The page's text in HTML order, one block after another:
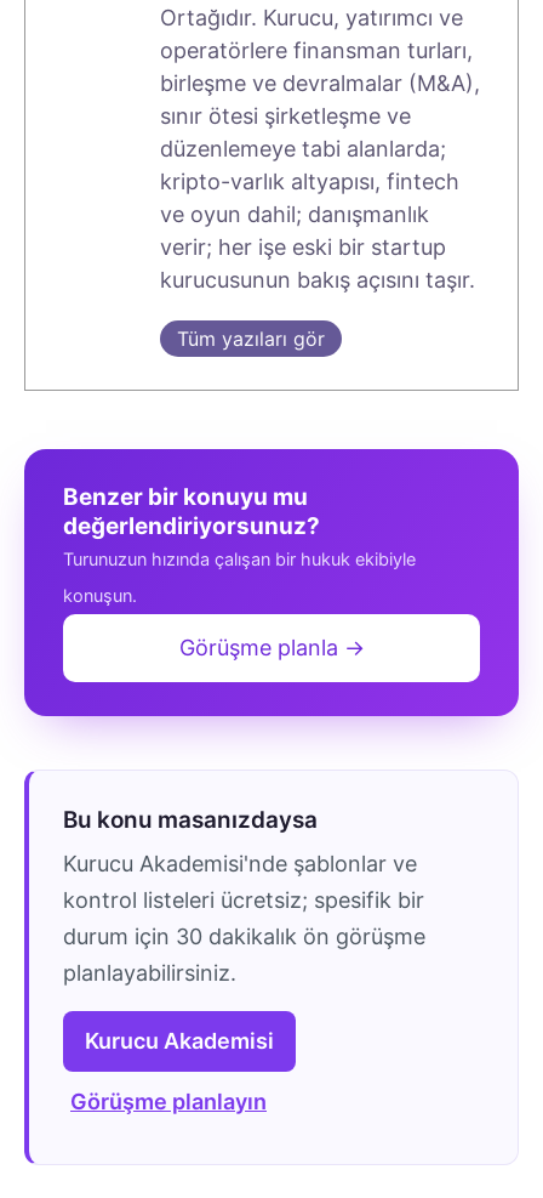
Ortağıdır. Kurucu, yatırımcı ve
operatörlere finansman turları,
birleşme ve devralmalar (M&A),
sınır ötesi şirketleşme ve
düzenlemeye tabi alanlarda;
kripto-varlık altyapısı, fintech
ve oyun dahil; danışmanlık
verir; her işe eski bir startup
kurucusunun bakış açısını taşır.
Tüm yazıları gör
Benzer bir konuyu mu
değerlendiriyorsunuz?
Turunuzun hızında çalışan bir hukuk ekibiyle
konuşun.
Görüşme planla →
Bu konu masanızdaysa
Kurucu Akademisi'nde şablonlar ve
kontrol listeleri ücretsiz; spesifik bir
durum için 30 dakikalık ön görüşme
planlayabilirsiniz.
Kurucu Akademisi
Görüşme planlayın